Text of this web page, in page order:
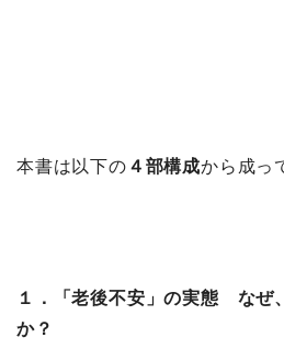
本書は以下の ４部構成から成っ
１．「⽼後不安」の実態 なぜ
か？